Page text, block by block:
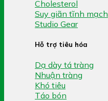
Cholesterol
Suy giãn tĩnh mạch
Studio Gear
Hỗ trợ tiêu hóa
Dạ dày tá tràng
Nhuận tràng
Khó tiêu
Táo bón